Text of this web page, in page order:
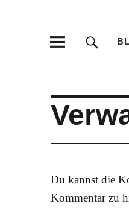
Du kannst die
Kommentar zu